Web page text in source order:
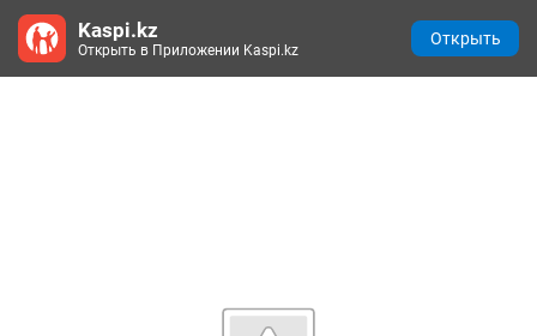
Kaspi.kz
Открыть в Приложении Kaspi.kz
Открыть